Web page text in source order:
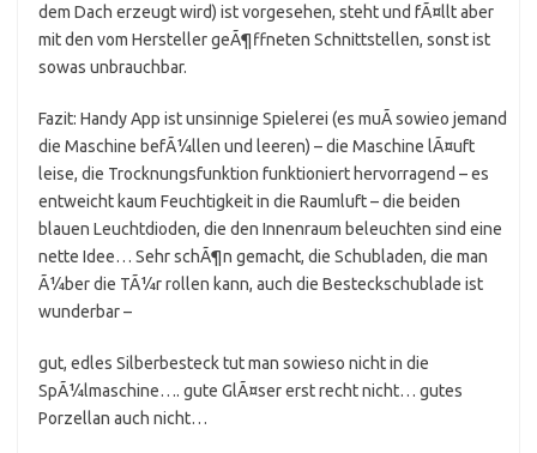
dem Dach erzeugt wird) ist vorgesehen, steht und fÃ¤llt aber
mit den vom Hersteller geÃ¶ffneten Schnittstellen, sonst ist
sowas unbrauchbar.
Fazit: Handy App ist unsinnige Spielerei (es muÃ sowieo jemand
die Maschine befÃ¼llen und leeren) – die Maschine lÃ¤uft
leise, die Trocknungsfunktion funktioniert hervorragend – es
entweicht kaum Feuchtigkeit in die Raumluft – die beiden
blauen Leuchtdioden, die den Innenraum beleuchten sind eine
nette Idee… Sehr schÃ¶n gemacht, die Schubladen, die man
Ã¼ber die TÃ¼r rollen kann, auch die Besteckschublade ist
wunderbar –
gut, edles Silberbesteck tut man sowieso nicht in die
SpÃ¼lmaschine…. gute GlÃ¤ser erst recht nicht… gutes
Porzellan auch nicht…